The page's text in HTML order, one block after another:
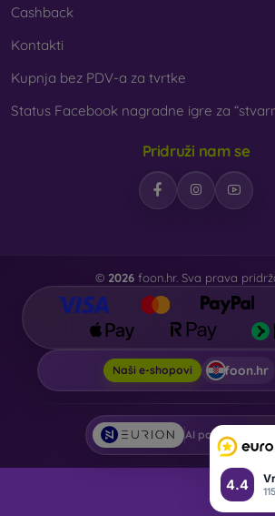
4.4
Cashback
Kontakti
Kupnja bez PDV-a za tvrtke
Status Facebook nagradne igre za
Pridruži nam se
© 2026 foon.hr. Sva prava
Naši e-shopovi foon.hr
AI powered by